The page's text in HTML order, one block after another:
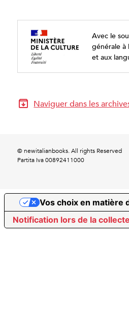
Avec le
générale à
et aux
Naviguer dans les
© newitalianbooks. All rights Reserved
Partita Iva 00892411000
Notification lors de la collecte
Vos choix en matière